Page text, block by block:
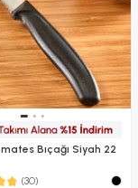
Bıçağı Siyah 22
(30)